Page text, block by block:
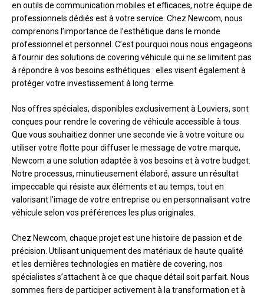
en outils de communication mobiles et efficaces, notre équipe de
professionnels dédiés est à votre service. Chez Newcom, nous
comprenons l’importance de l’esthétique dans le monde
professionnel et personnel. C’est pourquoi nous nous engageons
à fournir des solutions de covering véhicule qui ne se limitent pas
à répondre à vos besoins esthétiques : elles visent également à
protéger votre investissement à long terme.
Nos offres spéciales, disponibles exclusivement à Louviers, sont
conçues pour rendre le covering de véhicule accessible à tous.
Que vous souhaitiez donner une seconde vie à votre voiture ou
utiliser votre flotte pour diffuser le message de votre marque,
Newcom a une solution adaptée à vos besoins et à votre budget.
Notre processus, minutieusement élaboré, assure un résultat
impeccable qui résiste aux éléments et au temps, tout en
valorisant l’image de votre entreprise ou en personnalisant votre
véhicule selon vos préférences les plus originales.
Chez Newcom, chaque projet est une histoire de passion et de
précision. Utilisant uniquement des matériaux de haute qualité
et les dernières technologies en matière de covering, nos
spécialistes s’attachent à ce que chaque détail soit parfait. Nous
sommes fiers de participer activement à la transformation et à